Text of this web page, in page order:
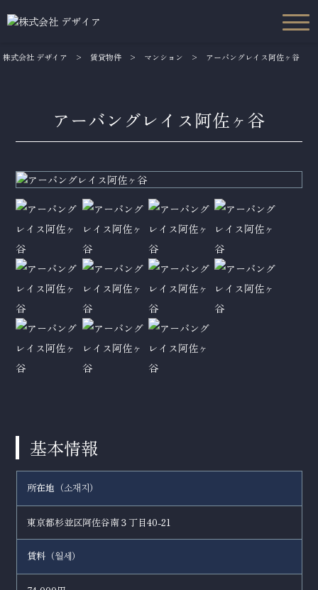
株式会社 デザイア > 賃貸物件 > マンション > アーバングレイス阿佐ヶ谷
アーバングレイス阿佐ヶ谷
基本情報
所在地（소재지 ）
東京都杉並区阿佐谷南３丁目40-21
賃料（월세 ）